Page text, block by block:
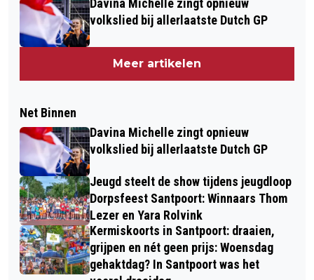
Davina Michelle zingt opnieuw
volkslied bij allerlaatste Dutch GP
Meer artikelen
Net Binnen
Davina Michelle zingt opnieuw
volkslied bij allerlaatste Dutch GP
Jeugd steelt de show tijdens jeugdloop
Dorpsfeest Santpoort: Winnaars Thom
Lezer en Yara Rolvink
Kermiskoorts in Santpoort: draaien,
grijpen en nét geen prijs: Woensdag
gehaktdag? In Santpoort was het